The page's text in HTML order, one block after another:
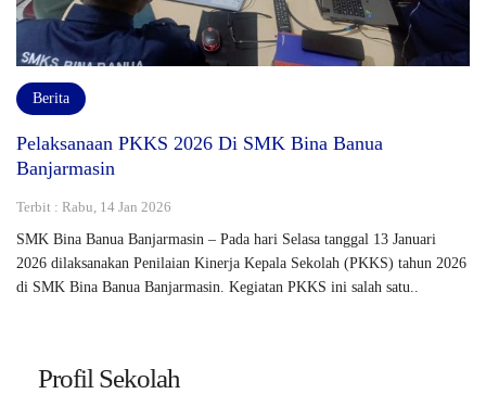
Berita
Pelaksanaan PKKS 2026 Di SMK Bina Banua
Banjarmasin
Terbit : Rabu, 14 Jan 2026
SMK Bina Banua Banjarmasin – Pada hari Selasa tanggal 13 Januari
2026 dilaksanakan Penilaian Kinerja Kepala Sekolah (PKKS) tahun 2026
di SMK Bina Banua Banjarmasin. Kegiatan PKKS ini salah satu..
Profil Sekolah